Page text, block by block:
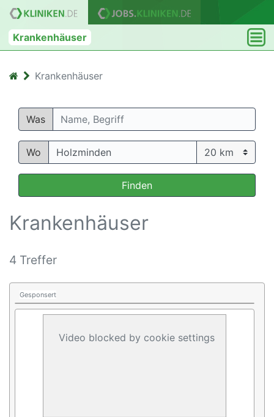
Krankenhäuser
Krankenhäuser
Was
Wo
Finden
Krankenhäuser
4 Treffer
Gesponsert
Video blocked by cookie settings